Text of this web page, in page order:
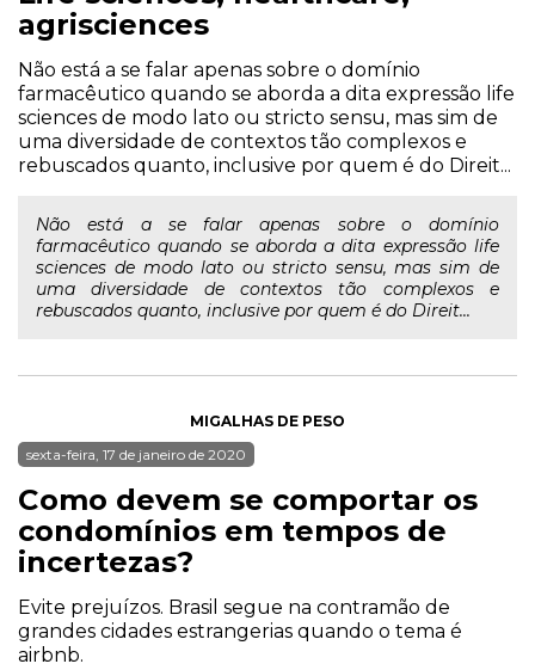
agrisciences
Não está a se falar apenas sobre o domínio
farmacêutico quando se aborda a dita expressão life
sciences de modo lato ou stricto sensu, mas sim de
uma diversidade de contextos tão complexos e
rebuscados quanto, inclusive por quem é do Direit...
Não está a se falar apenas sobre o domínio
farmacêutico quando se aborda a dita expressão life
sciences de modo lato ou stricto sensu, mas sim de
uma diversidade de contextos tão complexos e
rebuscados quanto, inclusive por quem é do Direit...
MIGALHAS DE PESO
sexta-feira, 17 de janeiro de 2020
Como devem se comportar os
condomínios em tempos de
incertezas?
Evite prejuízos. Brasil segue na contramão de
grandes cidades estrangerias quando o tema é
airbnb.